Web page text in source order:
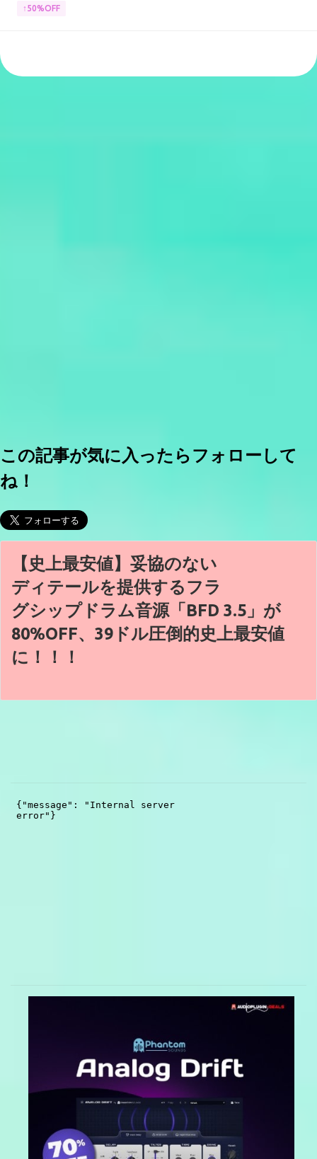
↑50%OFF
この記事が気に入ったらフォローして
ね！
【史上最安値】妥協のない
ディテールを提供するフラ
グシップドラム音源「BFD 3.5」が
80%OFF、39ドル圧倒的史上最安値
に！！！